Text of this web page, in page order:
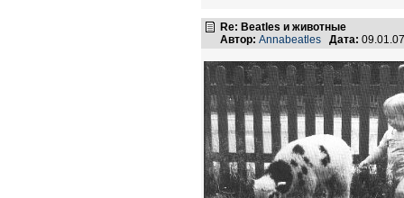
Re: Beatles и животные
Автор: Annabeatles Дата: